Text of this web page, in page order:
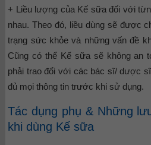
+ Liều lượng của Kế sữa đối với
nhau. Theo đó, liều dùng sẽ được
trạng sức khỏe và những vấn đề
Cũng có thể Kế sữa sẽ không an
phải trao đổi với các bác sĩ/ dược
đủ mọi thông tin trước khi sử dụng.
Tác dụng phụ & Những
khi dùng Kế sữa